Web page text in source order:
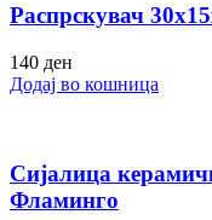
Распрскувач
140 ден
Додај во кошница
Сијалица
Фламинго